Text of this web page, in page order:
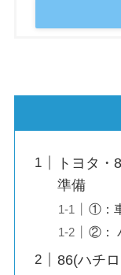
トヨタ
準備
①：
②：
86(ハチ